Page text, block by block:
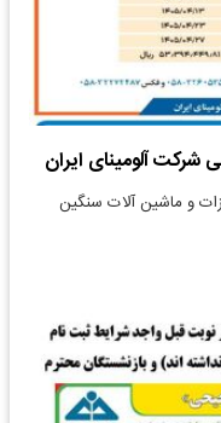
آلومینای ایران
و ماشین آلات سنگین